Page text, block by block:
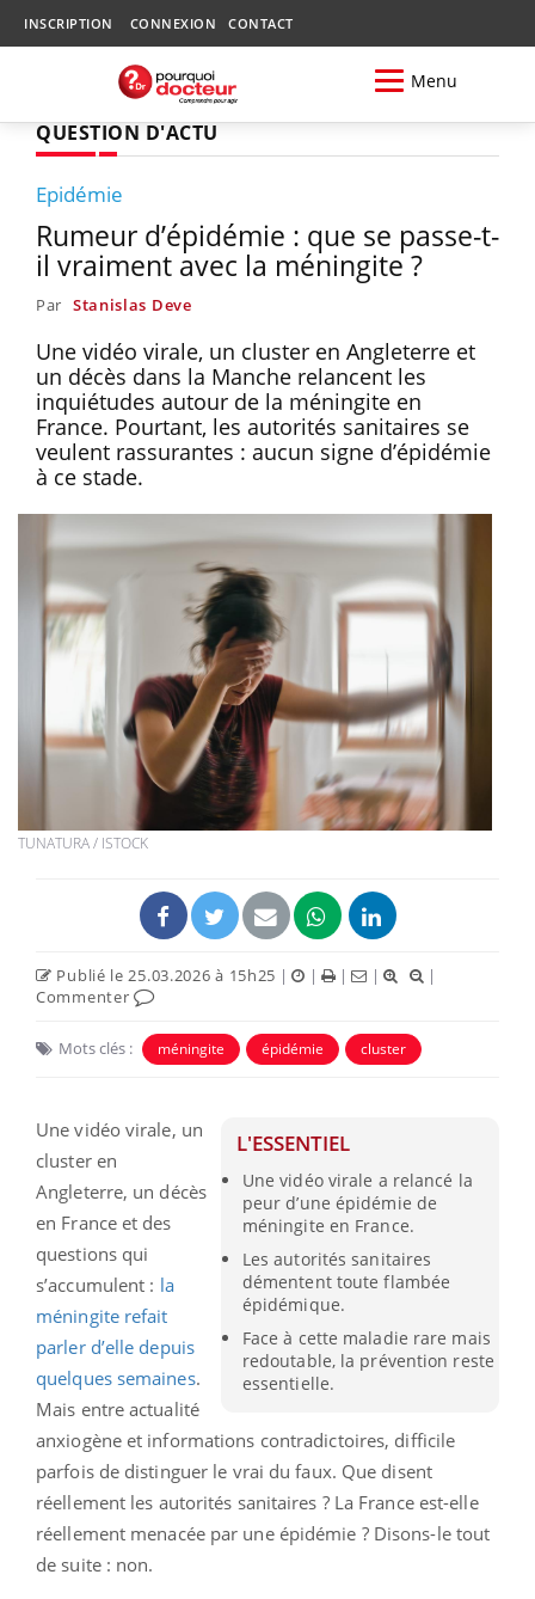
INSCRIPTION CONNEXION CONTACT
Menu
QUESTION D'ACTU
Epidémie
Rumeur d’épidémie : que se passe-t-
il vraiment avec la méningite ?
Par Stanislas Deve
Une vidéo virale, un cluster en Angleterre et
un décès dans la Manche relancent les
inquiétudes autour de la méningite en
France. Pourtant, les autorités sanitaires se
veulent rassurantes : aucun signe d’épidémie
à ce stade.
TUNATURA / ISTOCK
Publié le 25.03.2026 à 15h25 | | | |
|
Commenter
Mots clés : méningite épidémie cluster
L'ESSENTIEL
Une vidéo virale a relancé la
peur d’une épidémie de
méningite en France.
Les autorités sanitaires
démentent toute flambée
épidémique.
Face à cette maladie rare mais
redoutable, la prévention reste
essentielle.
Une vidéo virale, un
cluster en
Angleterre, un décès
en France et des
questions qui
s’accumulent : la
méningite refait
parler d’elle depuis
quelques semaines.
Mais entre actualité
anxiogène et informations contradictoires, difficile
parfois de distinguer le vrai du faux. Que disent
réellement les autorités sanitaires ? La France est-elle
réellement menacée par une épidémie ? Disons-le tout
de suite : non.